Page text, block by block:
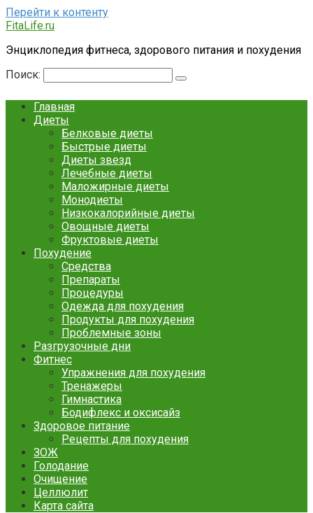
Перейти к контенту
FitaLife.ru
Энциклопедия фитнеса, здорового питания и похудения
Поиск:
Главная
Диеты
Белковые диеты
Быстрые диеты
Диеты звезд
Лечебные диеты
Маложирные диеты
Монодиеты
Низкокалорийные диеты
Овощные диеты
Фруктовые диеты
Похудение
Средства
Препараты
Процедуры
Одежда для похудения
Продукты для похудения
Проблемные зоны
Разгрузочные дни
Фитнес
Упражнения для похудения
Тренажеры
Гимнастика
Бодифлекс и оксисайз
Здоровое питание
Рецепты для похудения
ЗОЖ
Голодание
Очищение
Целлюлит
Карта сайта